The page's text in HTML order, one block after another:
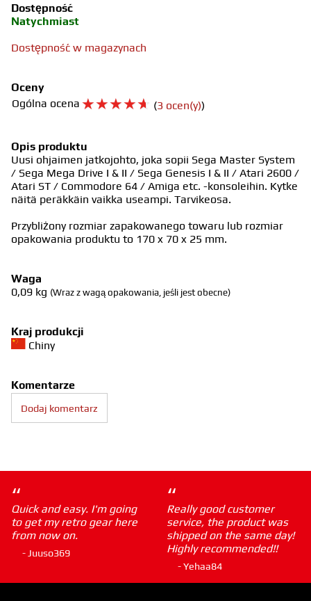
Dostępność
Natychmiast
Dostępność w magazynach
Oceny
Ogólna ocena ☆☆☆☆☆ (3 ocen(y))
Opis produktu
Uusi ohjaimen jatkojohto, joka sopii Sega Master System
/ Sega Mega Drive I & II / Sega Genesis I & II / Atari 2600 /
Atari ST / Commodore 64 / Amiga etc. -konsoleihin. Kytke
näitä peräkkäin vaikka useampi. Tarvikeosa.
Przybliżony rozmiar zapakowanego towaru lub rozmiar
opakowania produktu to 170 x 70 x 25 mm.
Waga
0,09 kg (Wraz z wagą opakowania, jeśli jest obecne)
Kraj produkcji
Chiny
Komentarze
Dodaj komentarz
“
Quick and easy. I'm going
to get my retro gear here
from now on.
- Juuso369
“
Really good customer
service, the product was
shipped on the same day!
Highly recommended!!
- Yehaa84